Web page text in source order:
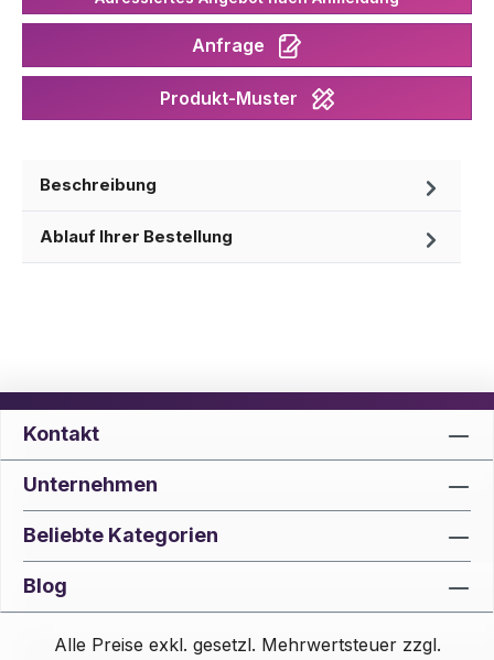
Anfrage
Produkt-Muster
Beschreibung
Ablauf Ihrer Bestellung
Kontakt
Unternehmen
Beliebte Kategorien
Blog
Alle Preise exkl. gesetzl. Mehrwertsteuer zzgl.